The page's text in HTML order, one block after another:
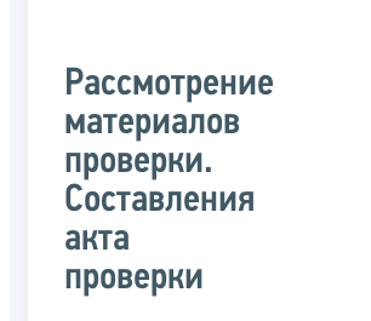
Рассмотрение
материалов
проверки.
Составления
акта
проверки